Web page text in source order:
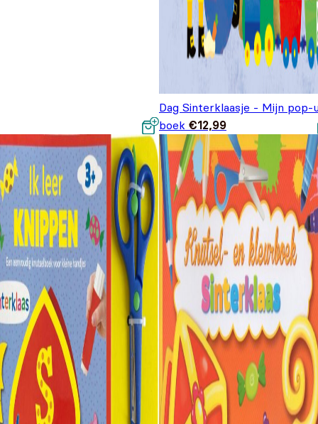
Dag Sinterklaasje - Mijn pop-
boek €12,99